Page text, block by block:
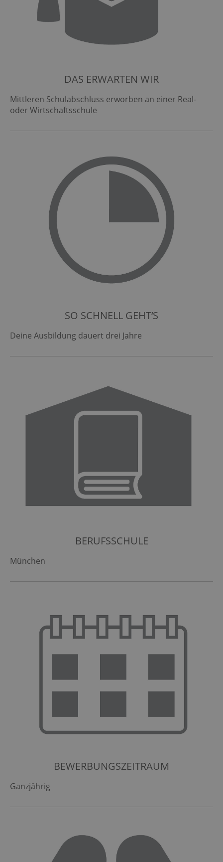
DAS ERWARTEN WIR
Mittleren Schulabschluss erworben an einer Real-
oder Wirtschaftsschule
SO SCHNELL GEHT‘S
Deine Ausbildung dauert drei Jahre
BERUFSSCHULE
München
BEWERBUNGSZEITRAUM
Ganzjährig